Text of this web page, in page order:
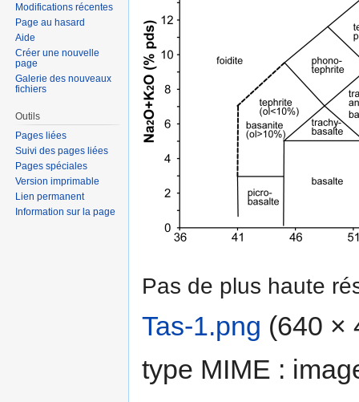
Pas de plus haute
Tas-1.png (640 ×
type MIME :
Modifications récentes
Page au hasard
Aide
Créer une nouvelle
page
Galerie des nouveaux
fichiers
Outils
Pages liées
Suivi des pages liées
Pages spéciales
Version imprimable
Lien permanent
Information sur la page